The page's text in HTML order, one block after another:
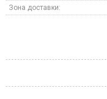
Зона доставки: